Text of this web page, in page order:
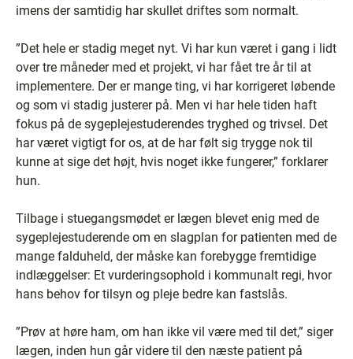
imens der samtidig har skullet driftes som normalt.
”Det hele er stadig meget nyt. Vi har kun været i gang i lidt
over tre måneder med et projekt, vi har fået tre år til at
implementere. Der er mange ting, vi har korrigeret løbende
og som vi stadig justerer på. Men vi har hele tiden haft
fokus på de sygeplejestuderendes tryghed og trivsel. Det
har været vigtigt for os, at de har følt sig trygge nok til
kunne at sige det højt, hvis noget ikke fungerer,” forklarer
hun.
Tilbage i stuegangsmødet er lægen blevet enig med de
sygeplejestuderende om en slagplan for patienten med de
mange falduheld, der måske kan forebygge fremtidige
indlæggelser: Et vurderingsophold i kommunalt regi, hvor
hans behov for tilsyn og pleje bedre kan fastslås.
”Prøv at høre ham, om han ikke vil være med til det,” siger
lægen, inden hun går videre til den næste patient på